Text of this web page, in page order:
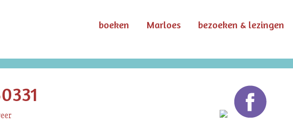
boeken Marloes bezoeken & lezingen